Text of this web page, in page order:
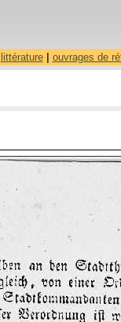
littérature| ouvrages de